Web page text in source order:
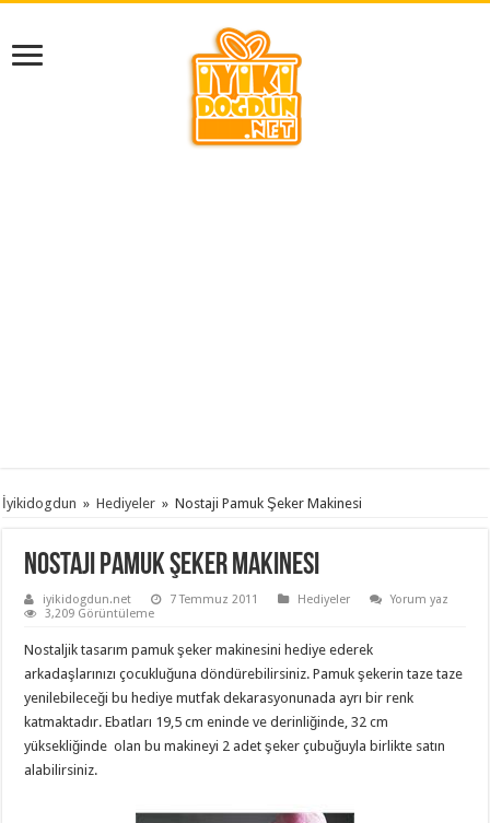
İyikidogdun » Hediyeler » Nostaji Pamuk Şeker Makinesi
Nostaji Pamuk Şeker Makinesi
iyikidogdun.net 7 Temmuz 2011 Hediyeler
Yorum yaz
3,209 Görüntüleme
Nostaljik tasarım pamuk şeker makinesini hediye ederek
arkadaşlarınızı çocukluğuna döndürebilirsiniz. Pamuk şekerin taze taze
yenilebileceği bu hediye mutfak dekarasyonunada ayrı bir renk
katmaktadır. Ebatları 19,5 cm eninde ve derinliğinde, 32 cm
yüksekliğinde olan bu makineyi 2 adet şeker çubuğuyla birlikte satın
alabilirsiniz.